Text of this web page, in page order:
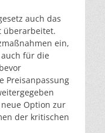
auch das
überarbeitet.
ein,
für die
Preisanpassung
Option zur
der kritischen